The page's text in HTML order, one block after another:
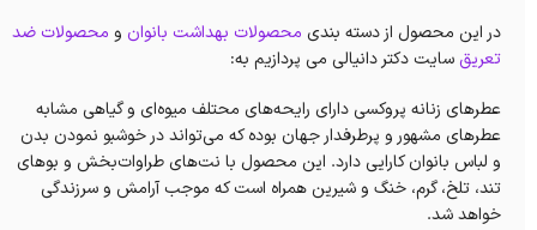
در این محصول از دسته بندی محصولات بهداشت بانوان و محصولات ضد
تعریق سایت دکتر دانیالی می پردازیم به:
عطرهای زنانه پروکسی دارای رایحه‌های محتلف میوه‌ای و گیاهی مشابه
عطرهای مشهور و پرطرفدار جهان بوده که می‌تواند در خوشبو نمودن بدن
و لباس بانوان کارایی دارد. این محصول با نت‌های طراوات‌بخش و بوهای
تند، تلخ، گرم، خنگ و شیرین همراه است که موجب آرامش و سرزندگی
خواهد شد.